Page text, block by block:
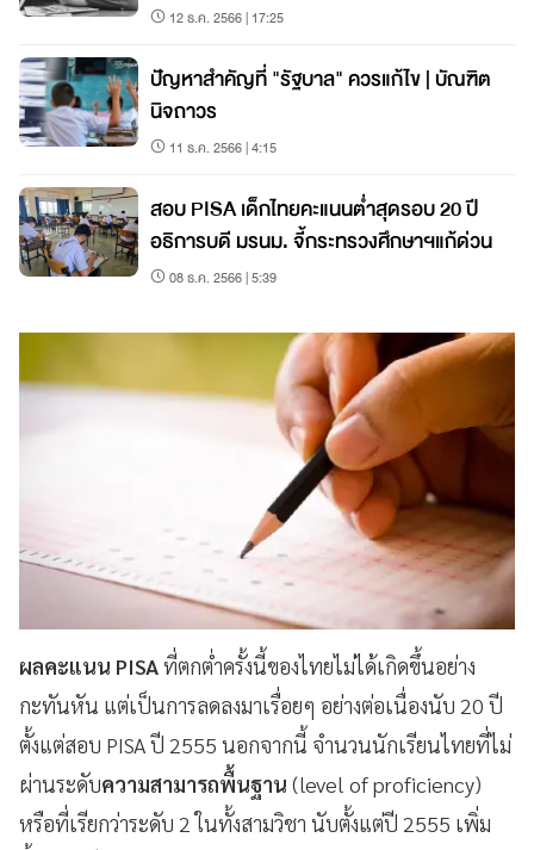
12 ธ.ค. 2566 | 17:25
ปัญหาสำคัญที่ "รัฐบาล" ควรแก้ไข | บัณฑิต
นิจถาวร
11 ธ.ค. 2566 | 4:15
สอบ PISA เด็กไทยคะแนนต่ำสุดรอบ 20 ปี
อธิการบดี มรนม. จี้กระทรวงศึกษาฯแก้ด่วน
08 ธ.ค. 2566 | 5:39
ผลคะแนน PISAที่ตกต่ำครั้งนี้ของไทยไม่ได้เกิดขึ้นอย่าง
กะทันหัน แต่เป็นการลดลงมาเรื่อยๆ อย่างต่อเนื่องนับ 20 ปี
ตั้งแต่สอบ PISA ปี 2555 นอกจากนี้ จำนวนนักเรียนไทยที่ไม่
ผ่านระดับความสามารถพื้นฐาน (level of proficiency)
หรือที่เรียกว่าระดับ 2 ในทั้งสามวิชา นับตั้งแต่ปี 2555 เพิ่ม